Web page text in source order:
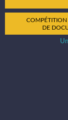
DE